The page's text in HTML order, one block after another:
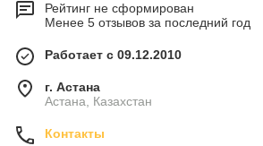
Рейтинг не сформирован
Менее 5 отзывов за последний год
Работает с 09.12.2010
г. Астана
Астана, Казахстан
Контакты